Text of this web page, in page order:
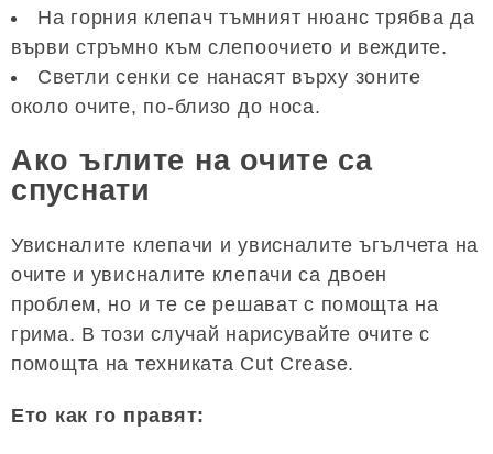
На горния клепач тъмният нюанс трябва да
върви стръмно към слепоочието и веждите.
Светли сенки се нанасят върху зоните
около очите, по-близо до носа.
Ако ъглите на очите са
спуснати
Увисналите клепачи и увисналите ъгълчета на
очите и увисналите клепачи са двоен
проблем, но и те се решават с помощта на
грима. В този случай нарисувайте очите с
помощта на техниката Cut Crease.
Ето как го правят: